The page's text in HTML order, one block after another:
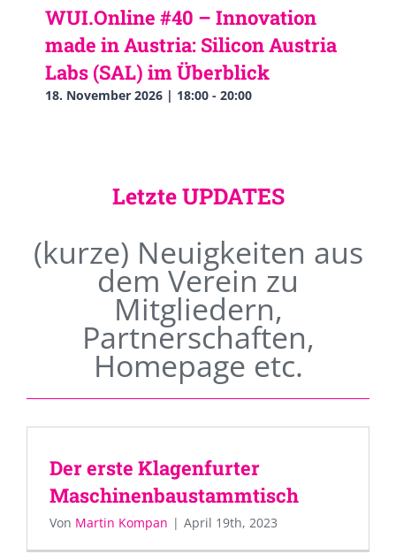
WUI.Online #40 – Innovation
made in Austria: Silicon Austria
Labs (SAL) im Überblick
18. November 2026 | 18:00 - 20:00
Letzte UPDATES
(kurze) Neuigkeiten aus
dem Verein zu
Mitgliedern,
Partnerschaften,
Homepage etc.
Der erste Klagenfurter
Maschinenbaustammtisch
Von Martin Kompan | April 19th, 2023